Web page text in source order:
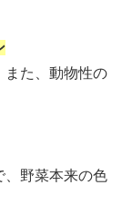
また、動物性の
、野菜本来の色